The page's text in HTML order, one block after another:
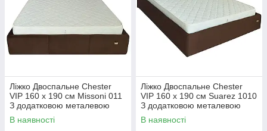
Ліжко Двоспальне Chester
VIP 160 х 190 см Missoni 011
З додатковою металевою
цільнозварною рамою
Темно-коричневий
В наявності
Ліжко Двоспальне Chester
VIP 160 х 190 см Suarez 1010
З додатковою металевою
цільнозварною рамою
Коричневий
В наявності